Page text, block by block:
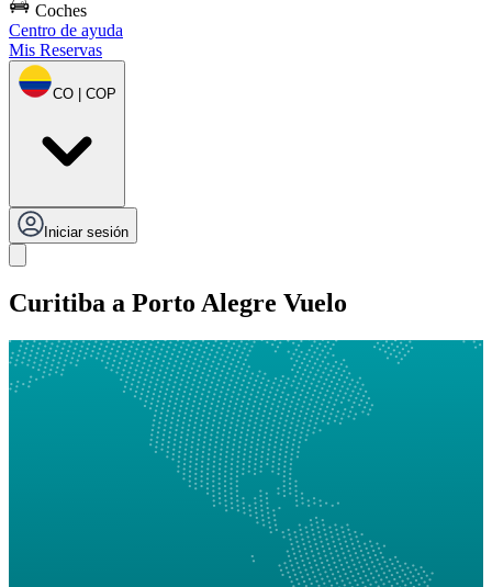
Coches
Centro de ayuda
Mis Reservas
CO | COP
Iniciar sesión
Curitiba a Porto Alegre Vuelo